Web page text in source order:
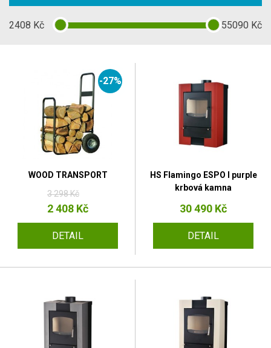
2408 Kč 55090 Kč
-27%
WOOD TRANSPORT
3 298 Kč
2 408 Kč
DETAIL
HS Flamingo ESPO I purple
krbová kamna
30 490 Kč
DETAIL